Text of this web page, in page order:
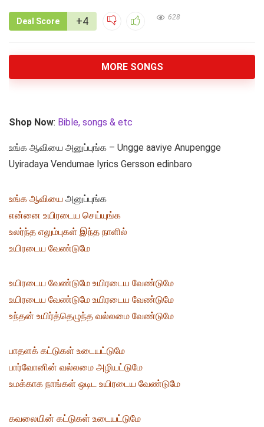
Deal Score +4 628
MORE SONGS
Shop Now: Bible, songs & etc
உங்க ஆவியை அனுப்புங்க – Ungge aaviye Anupengge
Uyiradaya Vendumae lyrics Gersson edinbaro
உங்க ஆவியை அனுப்புங்க
என்னை உயிரடைய செய்யுங்க
உலர்ந்த எலும்புகள் இந்த நாளில்
உயிரடைய வேண்டுமே
உயிரடைய வேண்டுமே உயிரடைய வேண்டுமே
உயிரடைய வேண்டுமே உயிரடைய வேண்டுமே
உந்தன் உயிர்த்தெழுந்த வல்லமை வேண்டுமே
பாதளக் கட்டுகள் உடையட்டுமே
பார்வோனின் வல்லமை அழியட்டுமே
உமக்காக நாங்கள் ஒடிட உயிரடைய வேண்டுமே
கவலையின் கட்டுகள் உடையட்டுமே